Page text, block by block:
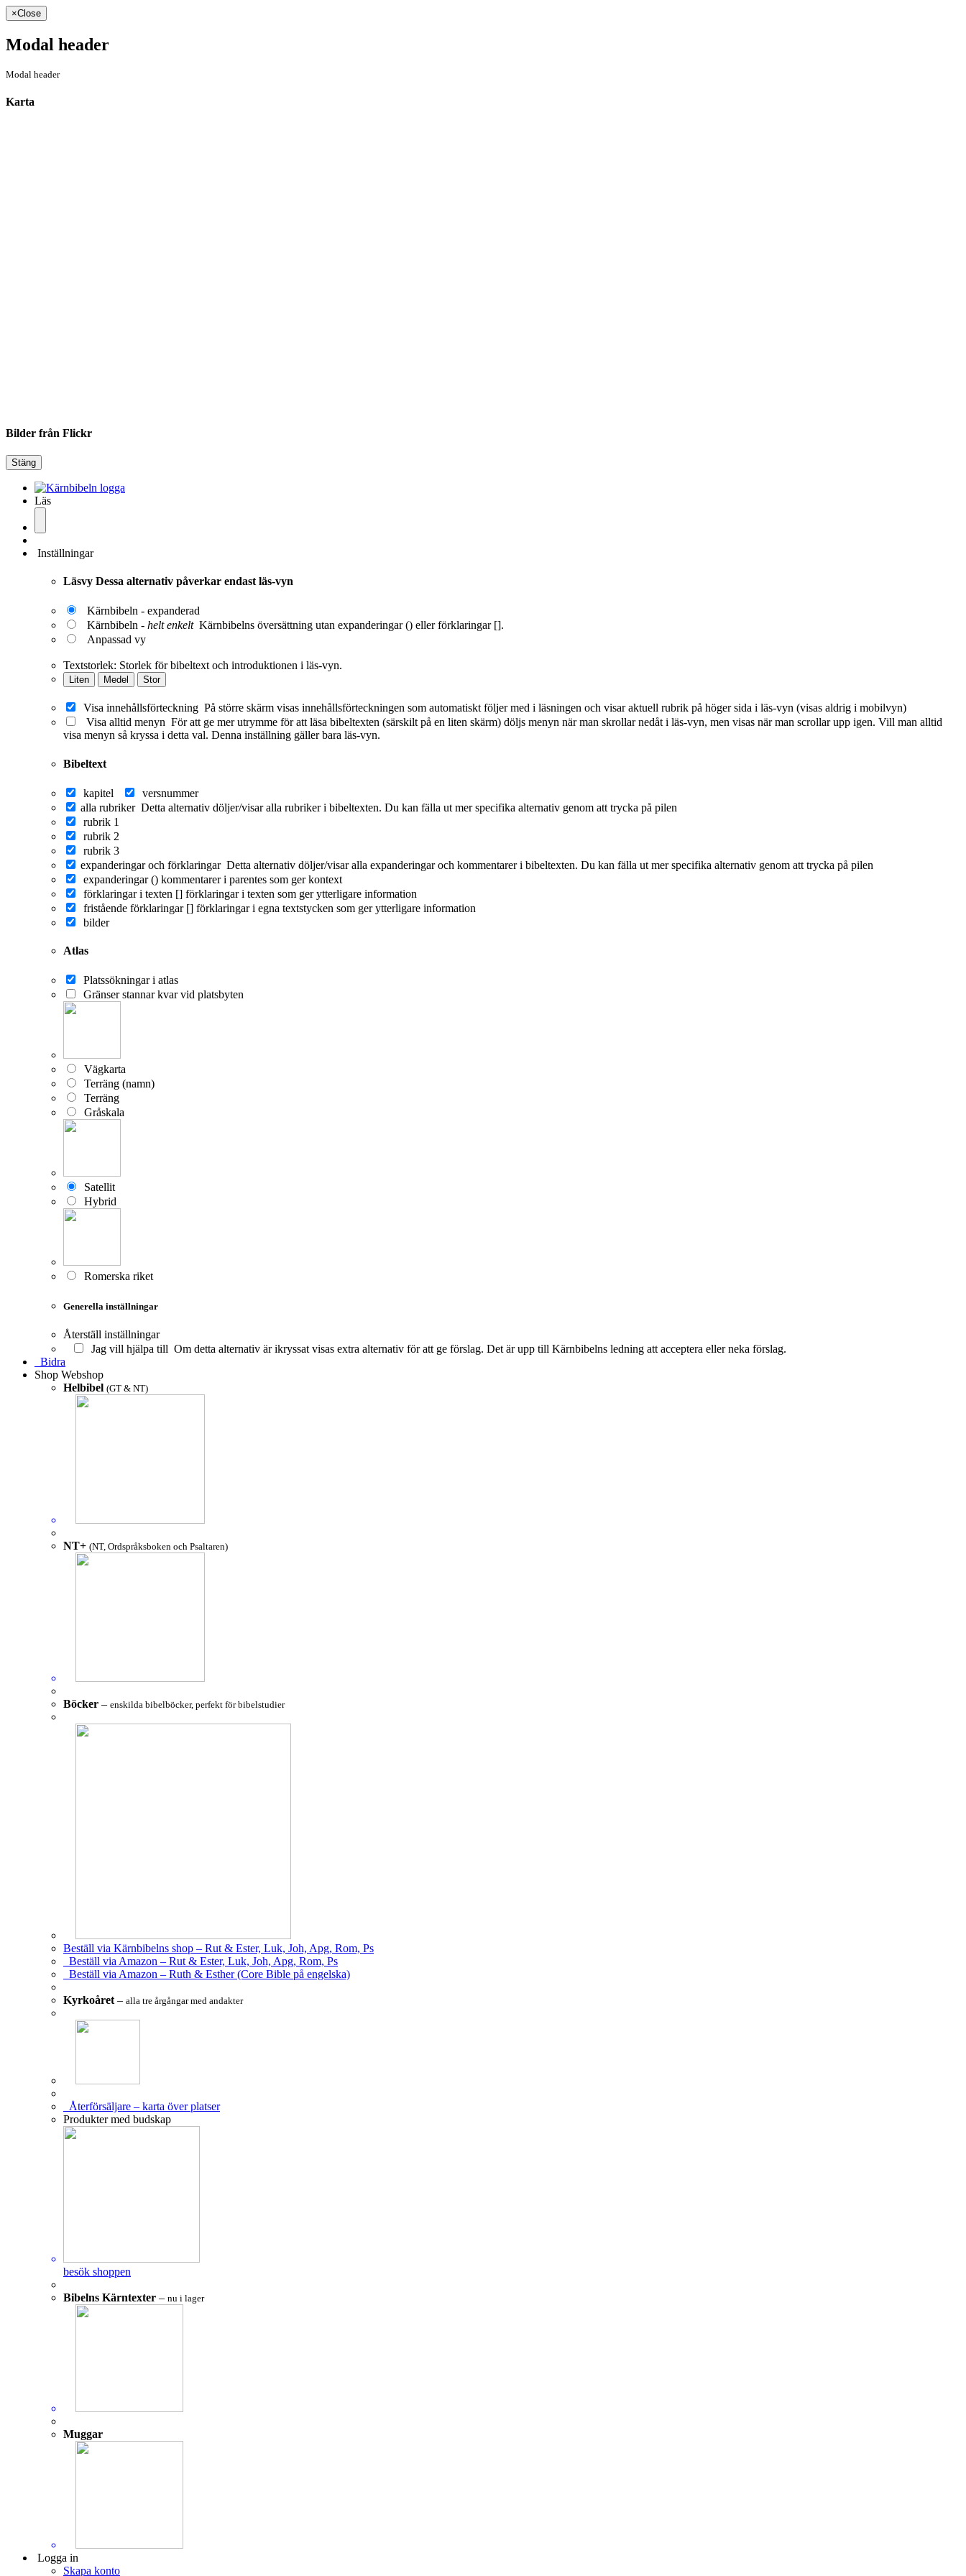
×Close
Modal header
Modal header
Karta
Bilder från Flickr
Stäng
Läs
Inställningar
Läsvy Dessa alternativ påverkar endast läs-vyn
Kärnbibeln - expanderad
Kärnbibeln - helt enkelt Kärnbibelns översättning utan expanderingar () eller förklaringar [].
Anpassad vy
Textstorlek: Storlek för bibeltext och introduktionen i läs-vyn.
Liten Medel Stor
Visa innehållsförteckning På större skärm visas innehållsförteckningen som automatiskt följer med i läsningen och visar aktuell rubrik på höger sida i läs-vyn (visas aldrig i mobilvyn)
Visa alltid menyn För att ge mer utrymme för att läsa bibeltexten (särskilt på en liten skärm) döljs menyn när man skrollar nedåt i läs-vyn, men visas när man scrollar upp igen. Vill man alltid
visa menyn så kryssa i detta val. Denna inställning gäller bara läs-vyn.
Bibeltext
kapitel
versnummer
alla rubriker Detta alternativ döljer/visar alla rubriker i bibeltexten. Du kan fälla ut mer specifika alternativ genom att trycka på pilen
rubrik 1
rubrik 2
rubrik 3
expanderingar och förklaringar Detta alternativ döljer/visar alla expanderingar och kommentarer i bibeltexten. Du kan fälla ut mer specifika alternativ genom att trycka på pilen
expanderingar () kommentarer i parentes som ger kontext
förklaringar i texten [] förklaringar i texten som ger ytterligare information
fristående förklaringar [] förklaringar i egna textstycken som ger ytterligare information
bilder
Atlas
Platssökningar i atlas
Gränser stannar kvar vid platsbyten
Vägkarta
Terräng (namn)
Terräng
Gråskala
Satellit
Hybrid
Romerska riket
Generella inställningar
Återställ inställningar
Jag vill hjälpa till Om detta alternativ är ikryssat visas extra alternativ för att ge förslag. Det är upp till Kärnbibelns ledning att acceptera eller neka förslag.
Bidra
Shop Webshop
Helbibel (GT & NT)
NT+ (NT, Ordspråksboken och Psaltaren)
Böcker – enskilda bibelböcker, perfekt för bibelstudier
Beställ via Kärnbibelns shop – Rut & Ester, Luk, Joh, Apg, Rom, Ps
Beställ via Amazon – Rut & Ester, Luk, Joh, Apg, Rom, Ps
Beställ via Amazon – Ruth & Esther (Core Bible på engelska)
Kyrkoåret – alla tre årgångar med andakter
Återförsäljare – karta över platser
Produkter med budskap
besök shoppen
Bibelns Kärntexter – nu i lager
Muggar
Logga in
Skapa konto